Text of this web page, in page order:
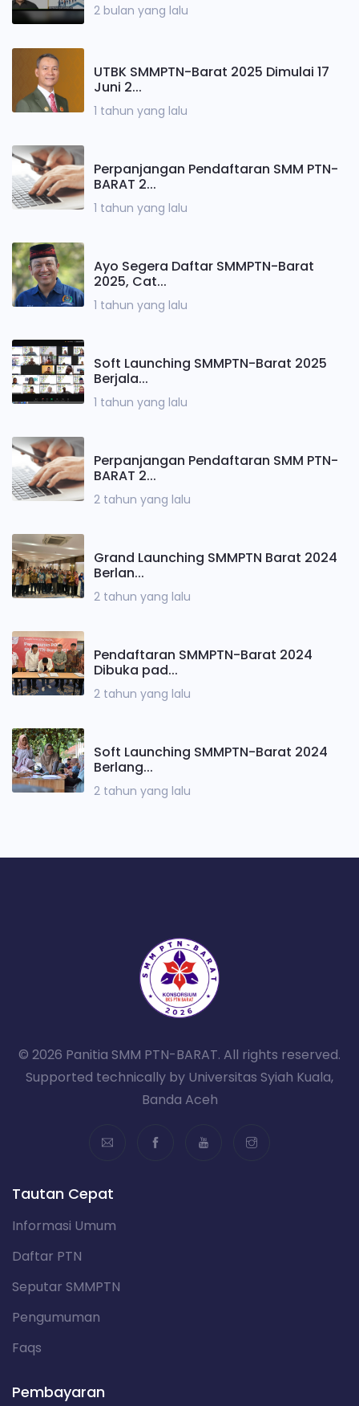
2 bulan yang lalu
UTBK SMMPTN-Barat 2025 Dimulai 17
Juni 2...
1 tahun yang lalu
Perpanjangan Pendaftaran SMM PTN-
BARAT 2...
1 tahun yang lalu
Ayo Segera Daftar SMMPTN-Barat
2025, Cat...
1 tahun yang lalu
Soft Launching SMMPTN-Barat 2025
Berjala...
1 tahun yang lalu
Perpanjangan Pendaftaran SMM PTN-
BARAT 2...
2 tahun yang lalu
Grand Launching SMMPTN Barat 2024
Berlan...
2 tahun yang lalu
Pendaftaran SMMPTN-Barat 2024
Dibuka pad...
2 tahun yang lalu
Soft Launching SMMPTN-Barat 2024
Berlang...
2 tahun yang lalu
© 2026 Panitia SMM PTN-BARAT. All rights reserved.
Supported technically by Universitas Syiah Kuala,
Banda Aceh
Tautan Cepat
Informasi Umum
Daftar PTN
Seputar SMMPTN
Pengumuman
Faqs
Pembayaran